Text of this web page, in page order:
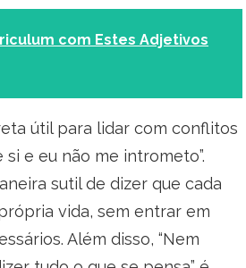
com Estes Adjetivos
útil para lidar com conflitos
si e eu não me intrometo”.
sutil de dizer que cada
vida, sem entrar em
Além disso, “Nem